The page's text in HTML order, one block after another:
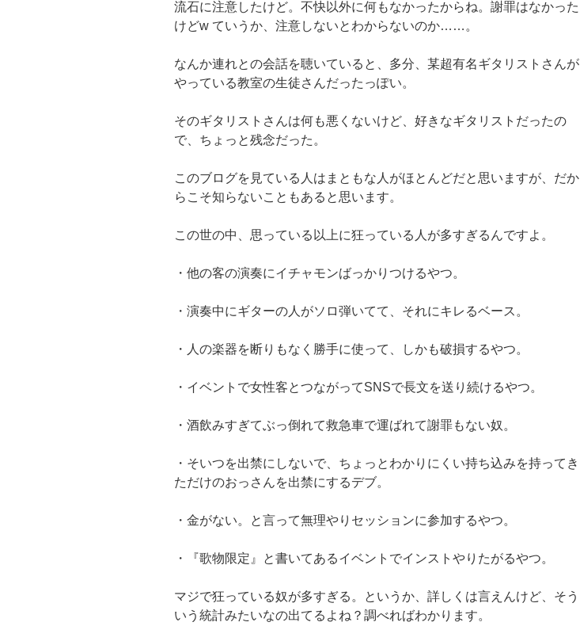
流石に注意したけど。不快以外に何もなかったからね。謝罪はなかった
けどw ていうか、注意しないとわからないのか……。
なんか連れとの会話を聴いていると、多分、某超有名ギタリストさんが
やっている教室の生徒さんだったっぽい。
そのギタリストさんは何も悪くないけど、好きなギタリストだったの
で、ちょっと残念だった。
このブログを見ている人はまともな人がほとんどだと思いますが、だか
らこそ知らないこともあると思います。
この世の中、思っている以上に狂っている人が多すぎるんですよ。
・他の客の演奏にイチャモンばっかりつけるやつ。
・演奏中にギターの人がソロ弾いてて、それにキレるベース。
・人の楽器を断りもなく勝手に使って、しかも破損するやつ。
・イベントで女性客とつながってSNSで長文を送り続けるやつ。
・酒飲みすぎてぶっ倒れて救急車で運ばれて謝罪もない奴。
・そいつを出禁にしないで、ちょっとわかりにくい持ち込みを持ってき
ただけのおっさんを出禁にするデブ。
・金がない。と言って無理やりセッションに参加するやつ。
・『歌物限定』と書いてあるイベントでインストやりたがるやつ。
マジで狂っている奴が多すぎる。というか、詳しくは言えんけど、そう
いう統計みたいなの出てるよね？調べればわかります。